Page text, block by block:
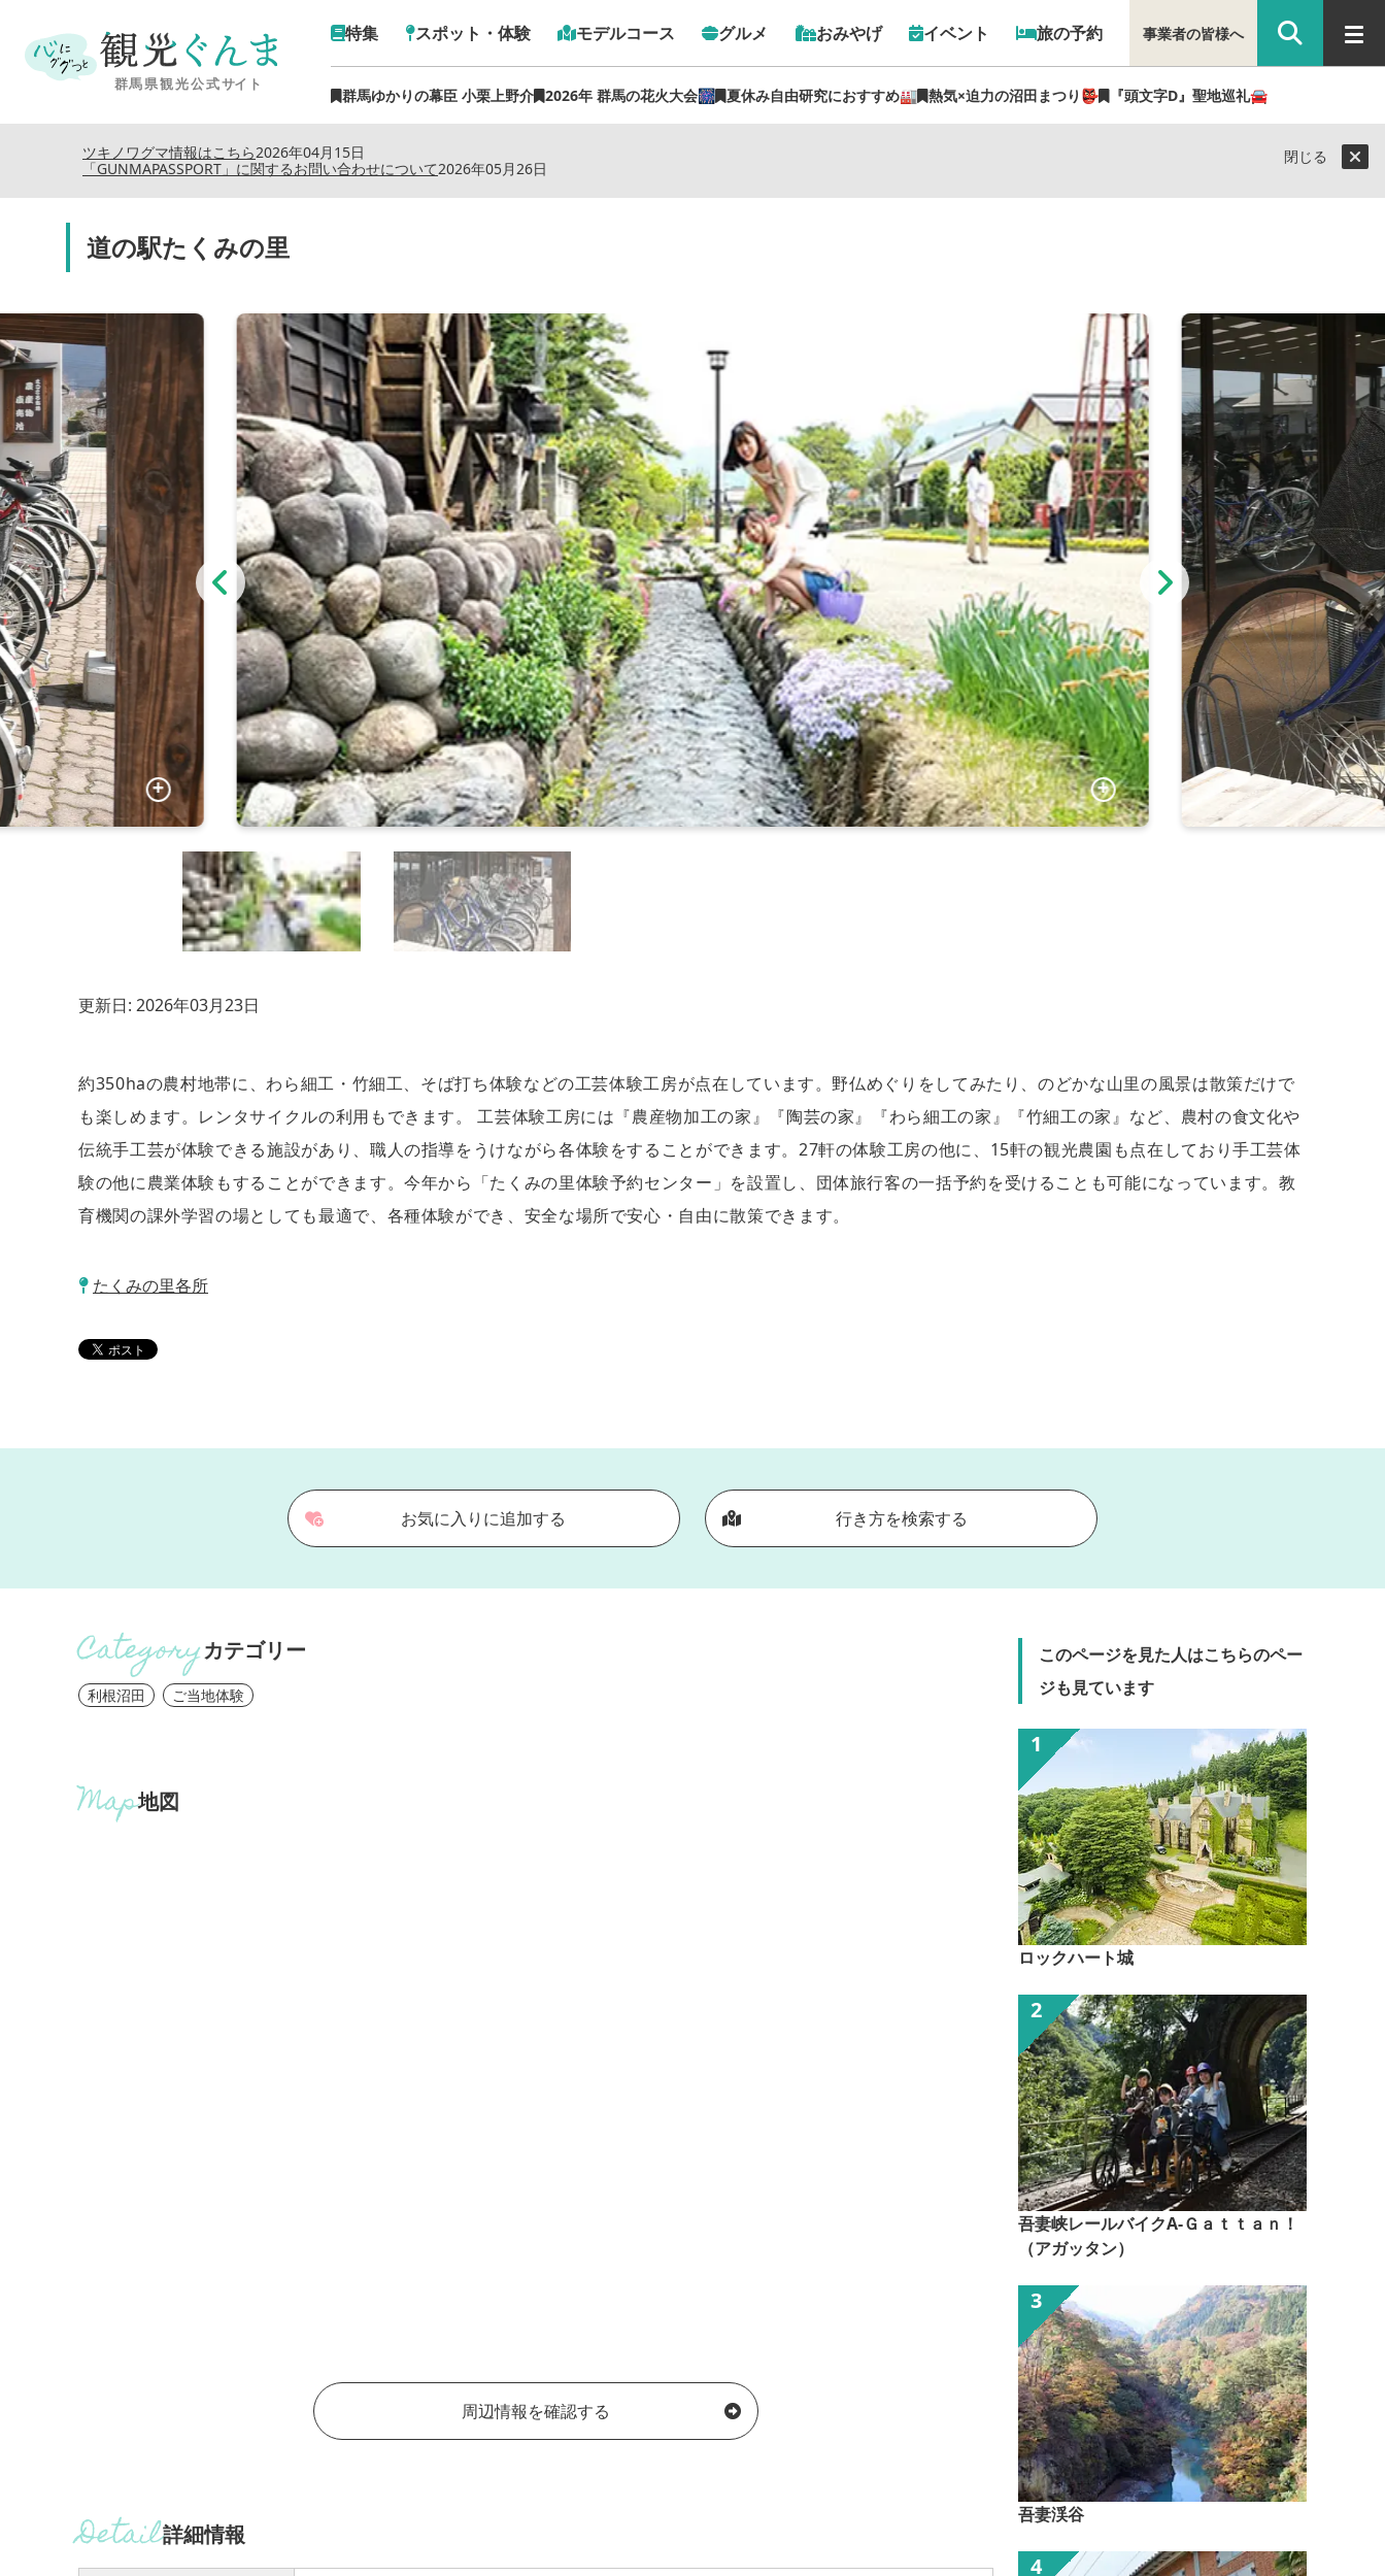
特集 スポット・体験 モデルコース グルメ おみやげ イベント 旅の予約
群馬ゆかりの幕臣 小栗上野介 2026年 群馬の花火大会🎆 夏休み自由研究におすすめ🏭 熱気×迫力の沼田まつり👺 『頭文字D』聖地巡礼🚘
事業者の皆様へ
2026年04月15日
ツキノワグマ情報はこちら
2026年05月26日
「GUNMAPASSPORT」に関するお問い合わせについて
閉じる
道の駅たくみの里
更新日: 2026年03月23日
約350haの農村地帯に、わら細工・竹細工、そば打ち体験などの工芸体験工房が点在しています。野仏めぐりをしてみたり、のどかな山里の風景は散策だけで
も楽しめます。レンタサイクルの利用もできます。 工芸体験工房には『農産物加工の家』『陶芸の家』『わら細工の家』『竹細工の家』など、農村の食文化や
伝統手工芸が体験できる施設があり、職人の指導をうけながら各体験をすることができます。27軒の体験工房の他に、15軒の観光農園も点在しており手工芸体
験の他に農業体験もすることができます。今年から「たくみの里体験予約センター」を設置し、団体旅行客の一括予約を受けることも可能になっています。教
育機関の課外学習の場としても最適で、各種体験ができ、安全な場所で安心・自由に散策できます。
たくみの里各所
お気に入りに追加する 行き方を検索する
カテゴリー
利根沼田 ご当地体験
地図
周辺情報を確認する
詳細情報
このページを見た人はこちらのペー
ジも見ています
ロックハート城
吾妻峡レールバイクA-Ｇａｔｔａｎ！
（アガッタン）
吾妻渓谷